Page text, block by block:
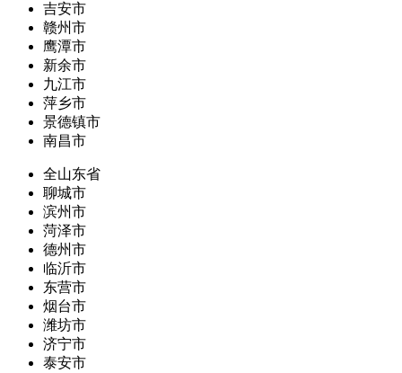
吉安市
赣州市
鹰潭市
新余市
九江市
萍乡市
景德镇市
南昌市
全山东省
聊城市
滨州市
菏泽市
德州市
临沂市
东营市
烟台市
潍坊市
济宁市
泰安市